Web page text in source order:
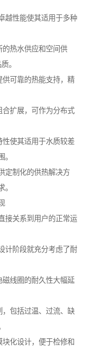
越性能使其适用于多种
热水供应和空间供
。
可靠的热能支持，精
扩展，可作为分布式
使其适用于水质较差
。
定制化的供热解决方
接关系到用户的正常运
计阶段就充分考虑了耐
线圈的耐久性大幅延
包括过温、过流、缺
化设计，便于检修和